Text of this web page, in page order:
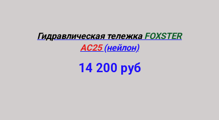
Гидравлическая тележкаFOXSTER
AC25(нейлон)
14 200 руб